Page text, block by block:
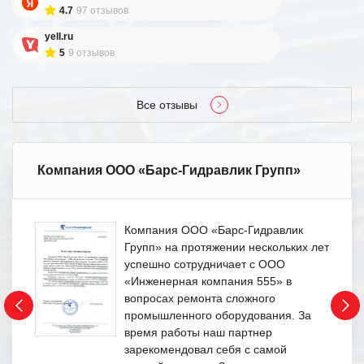
4.7 97 отзывов
yell.ru
5 9 отзывов
Все отзывы
Компания ООО «Барс-Гидравлик Групп»
Компания ООО «Барс-Гидравлик
Групп» на протяжении нескольких лет
успешно сотрудничает с ООО
«Инженерная компания 555» в
вопросах ремонта сложного
промышленного оборудования. За
время работы наш партнер
зарекомендовал себя с самой